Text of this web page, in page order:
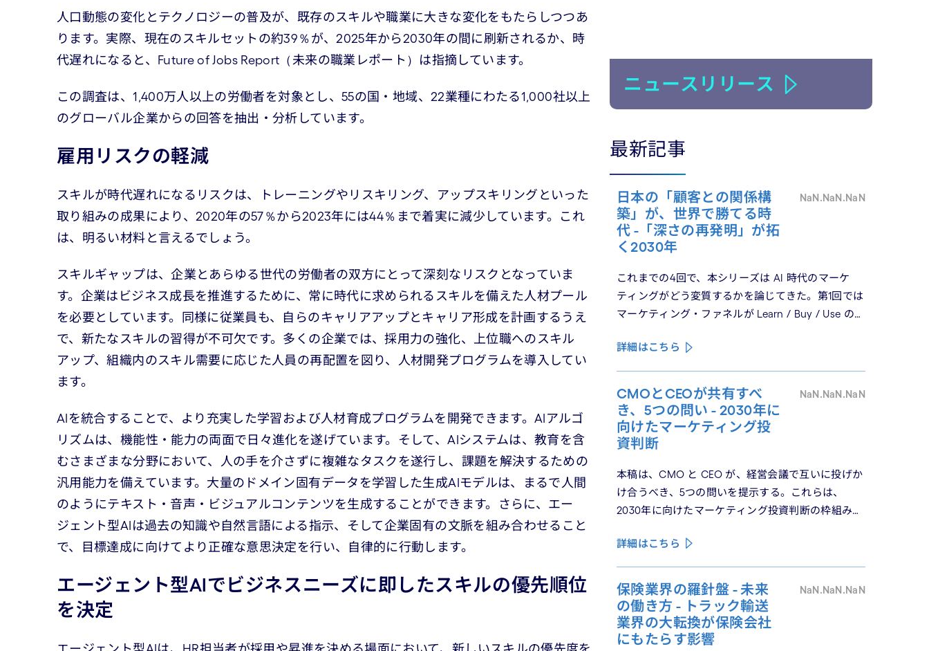
人口動態の変化とテクノロジーの普及が、既存のスキルや職業に大きな変化をもたらしつつあ
ります。実際、現在のスキルセットの約39％が、2025年から2030年の間に刷新されるか、時
代遅れになると、Future of Jobs Report（未来の職業レポート）は指摘しています。
この調査は、1,400万人以上の労働者を対象とし、55の国・地域、22業種にわたる1,000社以上
のグローバル企業からの回答を抽出・分析しています。
雇用リスクの軽減
スキルが時代遅れになるリスクは、トレーニングやリスキリング、アップスキリングといった
取り組みの成果により、2020年の57％から2023年には44％まで着実に減少しています。これ
は、明るい材料と言えるでしょう。
スキルギャップは、企業とあらゆる世代の労働者の双方にとって深刻なリスクとなっていま
す。企業はビジネス成長を推進するために、常に時代に求められるスキルを備えた人材プール
を必要としています。同様に従業員も、自らのキャリアアップとキャリア形成を計画するうえ
で、新たなスキルの習得が不可欠です。多くの企業では、採用力の強化、上位職へのスキル
アップ、組織内のスキル需要に応じた人員の再配置を図り、人材開発プログラムを導入してい
ます。
AIを統合することで、より充実した学習および人材育成プログラムを開発できます。AIアルゴ
リズムは、機能性・能力の両面で日々進化を遂げています。そして、AIシステムは、教育を含
むさまざまな分野において、人の手を介さずに複雑なタスクを遂行し、課題を解決するための
汎用能力を備えています。大量のドメイン固有データを学習した生成AIモデルは、まるで人間
のようにテキスト・音声・ビジュアルコンテンツを生成することができます。さらに、エー
ジェント型AIは過去の知識や自然言語による指示、そして企業固有の文脈を組み合わせること
で、目標達成に向けてより正確な意思決定を行い、自律的に行動します。
エージェント型AIでビジネスニーズに即したスキルの優先順位
を決定
ニュースリリース
最新記事
日本の「顧客との関係構
築」が、世界で勝てる時
代 -「深さの再発明」が拓
く2030年
NaN.NaN.NaN
これまでの4回で、本シリーズは AI 時代のマーケ
ティングがどう変質するかを論じてきた。第1回では
マーケティング・ファネルが Learn / Buy / Use の三
Use フェーズで起きているパーソナライゼーション
つあるブランドの可視性を、第4回では CMO と
CEO が共有すべき5つの問いを論じた。シリーズの
最終回となる本稿は、これらの議論を日本市場の文
脈に着地させる。そして、希望の視座を提示したい
時代が、いま始まっている。
詳細はこちら
CMOとCEOが共有すべ
き、5つの問い - 2030年に
向けたマーケティング投
資判断
NaN.NaN.NaN
本稿は、CMO と CEO が、経営会議で互いに投げか
け合うべき、5つの問いを提示する。これらは、
2030年に向けたマーケティング投資判断の枠組みと
詳細はこちら
保険業界の羅針盤 - 未来
の働き方 - トラック輸送
業界の大転換が保険会社
にもたらす影響
NaN.NaN.NaN